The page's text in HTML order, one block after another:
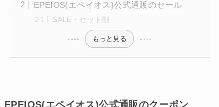
EPEIOS(エペイオス)公式通販のセール
SALE・セット割
もっと見る
EPEIOS(エペイオス)公式通販のクーポン